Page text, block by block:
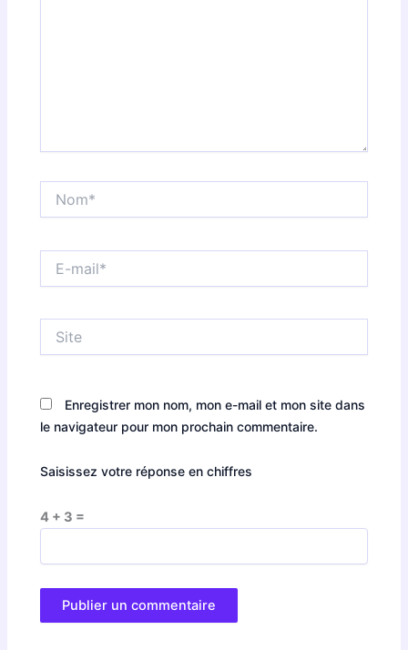
mail*
Enregistrer mon nom, mon e-mail et mon site dans
le navigateur pour mon prochain commentaire.
Saisissez votre réponse en chiffres
4 + 3 =